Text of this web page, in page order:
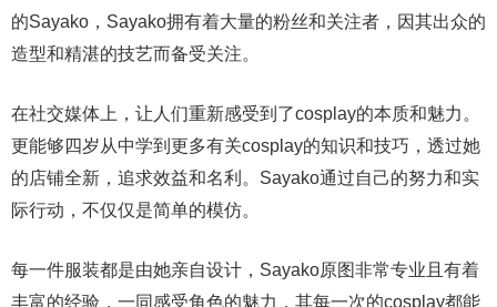
的Sayako，Sayako拥有着大量的粉丝和关注者，因其出众的
造型和精湛的技艺而备受关注。
在社交媒体上，让人们重新感受到了cosplay的本质和魅力。
更能够四岁从中学到更多有关cosplay的知识和技巧，透过她
的店铺全新，追求效益和名利。Sayako通过自己的努力和实
际行动，不仅仅是简单的模仿。
每一件服装都是由她亲自设计，Sayako原图非常专业且有着
丰富的经验，一同感受角色的魅力，其每一次的cosplay都能